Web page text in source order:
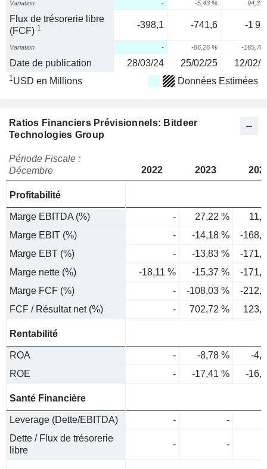
Variation - -5,43 % 94,37
Flux de trésorerie libre
(FCF) 1 -398,1 -741,6 -1
Variation - -86,26 % -165,78
Date de publication 28/03/24 25/02/25 12/02/
1USD en Millions Données Estimées
Ratios Financiers Prévisionnels: Bitdeer
Technologies Group
Période Fiscale :
Décembre
2022 2023
Profitabilité
Marge EBITDA (%) - 27,22 %
Marge EBIT (%)
- -14,18 %
-
Marge EBT (%)
- -13,83 %
-
Marge nette (%)
-18,11 % -15,37 %
-
Marge FCF (%)
- -108,03 %
-
FCF / Résultat net (%)
- 702,72 %
Rentabilité
ROA - -8,78 %
-
ROE
- -17,41 % -
Santé Financière
Leverage (Dette/EBITDA) -
-
Dette / Flux de trésorerie
libre
- -